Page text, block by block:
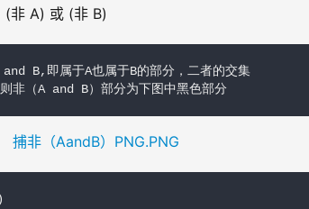
非 A) 或 (非 B)
B,即属于A也属于B的部分，二者的交集
非（A and B）部分为下图中黑色部分